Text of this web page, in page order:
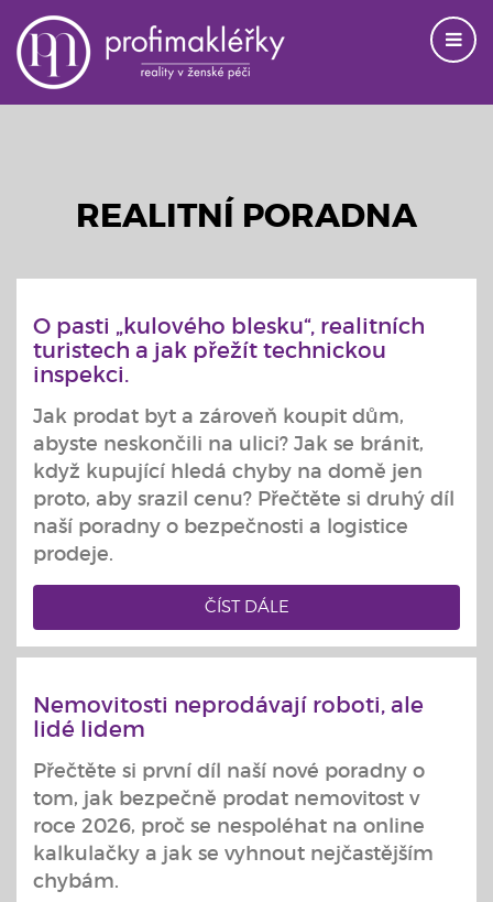
REALITNÍ PORADNA
O pasti „kulového blesku“, realitních
turistech a jak přežít technickou
inspekci.
Jak prodat byt a zároveň koupit dům,
abyste neskončili na ulici? Jak se bránit,
když kupující hledá chyby na domě jen
proto, aby srazil cenu? Přečtěte si druhý díl
naší poradny o bezpečnosti a logistice
prodeje.
ČÍST DÁLE
Nemovitosti neprodávají roboti, ale
lidé lidem
Přečtěte si první díl naší nové poradny o
tom, jak bezpečně prodat nemovitost v
roce 2026, proč se nespoléhat na online
kalkulačky a jak se vyhnout nejčastějším
chybám.